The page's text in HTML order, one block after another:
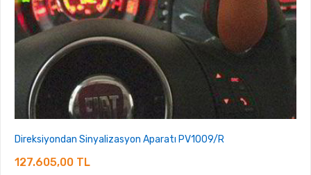
Direksiyondan Sinyalizasyon Aparatı PV1009/R
127.605,00 TL